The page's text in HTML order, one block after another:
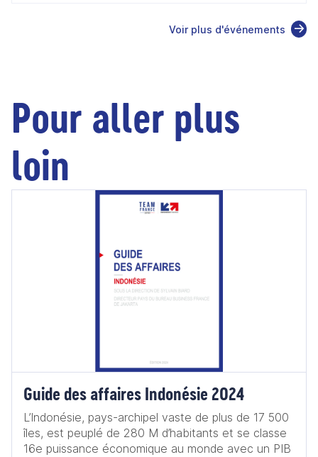
Voir plus d'événements
Pour aller plus
loin
Guide des affaires Indonésie 2024
L’Indonésie, pays-archipel vaste de plus de 17 500
îles, est peuplé de 280 M d’habitants et se classe
16e puissance économique au monde avec un PIB